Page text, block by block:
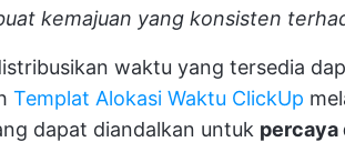
kemajuan yang konsisten
waktu yang tersedia
Templat Alokasi Waktu ClickUp
dapat diandalkan untuk percaya